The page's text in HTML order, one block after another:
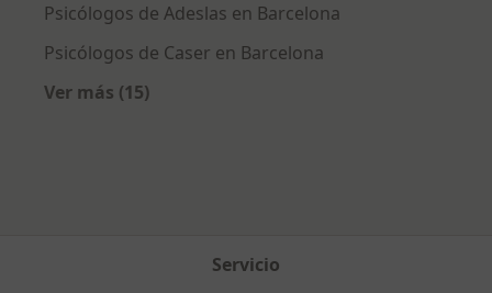
Psicólogos de Adeslas en Barcelona
Psicólogos de Caser en Barcelona
Ver más (15)
Servicio